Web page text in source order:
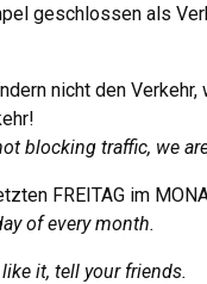
geschlossen als
nicht den Verkehr,
blocking traffic, we
FREITAG im
of every month.
it, tell your friends.